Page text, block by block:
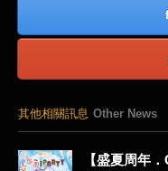
其他相關訊息 Other News
【盛夏周年